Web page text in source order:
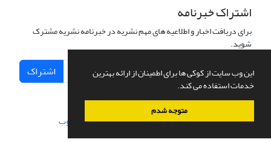
این وب سایت از کوکی ها برای اطمینان از ارائه بهترین
خدمات استفاده می کند.
متوجه شدم
اشتراک خبرنامه
برای دریافت اخبار و اطلاعیه های مهم نشریه در خبرنامه نشریه مشترک
شوید.
اشتراک
سامانه مدیریت نشریات علمی.طراحی و پیاده سازی از سیناوب